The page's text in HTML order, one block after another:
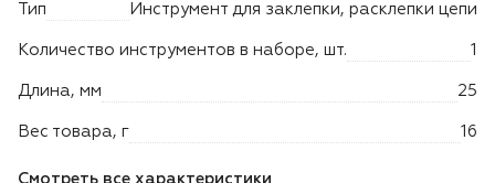
Мотодрели
Снегоотбрасыватели
Тип Инструмент для заклепки, расклепки цепи
Количество инструментов в наборе, шт. 1
Длина, мм 25
Вес товара, г 16
Смотреть все характеристики